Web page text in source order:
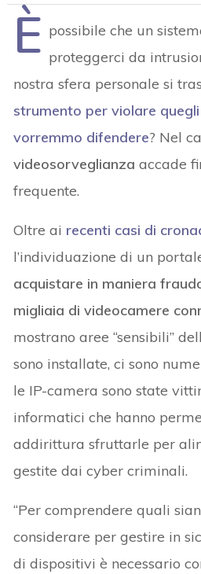
È possibile che un
proteggerci da
nostra sfera personale si
strumento per violare
vorremmo difendere? Nel
videosorveglianza accade
frequente.
Oltre ai recenti casi di
l’individuazione di un
acquistare in maniera
migliaia di videocamere
mostrano aree “sensibili”
sono installate, ci sono
le IP-camera sono state
informatici che hanno
addirittura sfruttarle per
gestite dai cyber criminali.
“Per comprendere quali
considerare per gestire in
di dispositivi è necessario